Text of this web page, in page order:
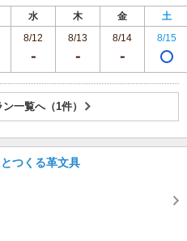
水 木 金
土
8/12 8/13 8/14 8/15
一覧へ（1件）
つくる革文具